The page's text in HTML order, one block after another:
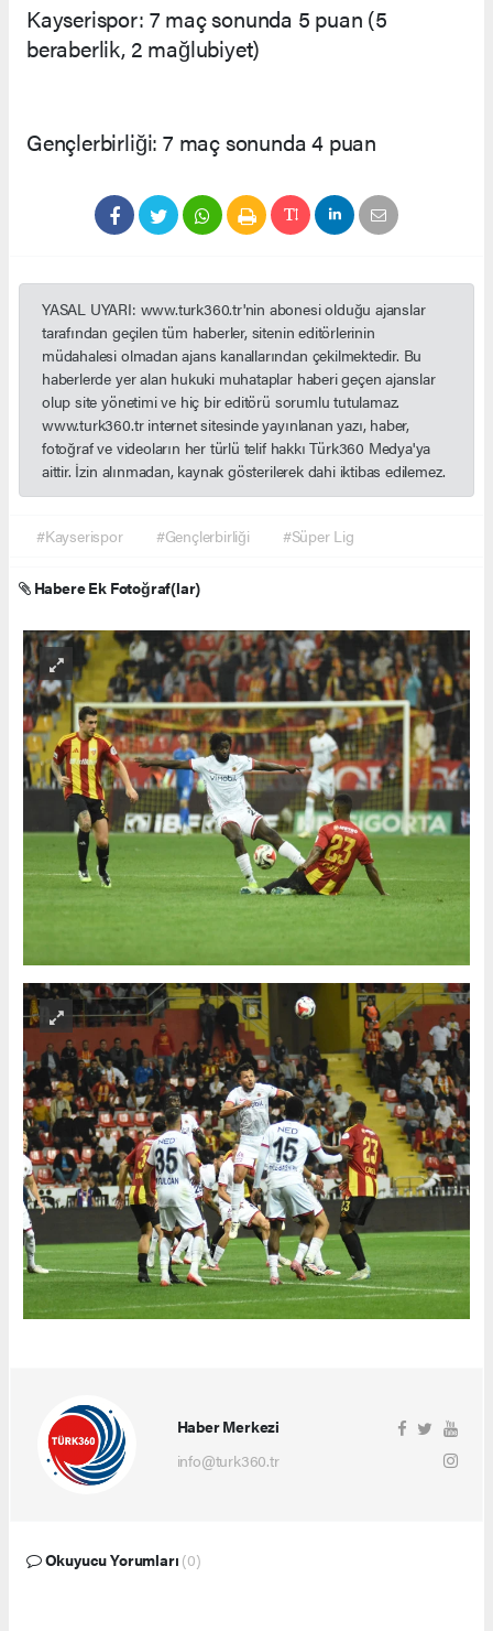
Kayserispor: 7 maç sonunda 5 puan (5
beraberlik, 2 mağlubiyet)
Gençlerbirliği: 7 maç sonunda 4 puan
YASAL UYARI: www.turk360.tr'nin abonesi olduğu ajanslar
tarafından geçilen tüm haberler, sitenin editörlerinin
müdahalesi olmadan ajans kanallarından çekilmektedir. Bu
haberlerde yer alan hukuki muhataplar haberi geçen ajanslar
olup site yönetimi ve hiç bir editörü sorumlu tutulamaz.
www.turk360.tr internet sitesinde yayınlanan yazı, haber,
fotoğraf ve videoların her türlü telif hakkı Türk360 Medya'ya
aittir. İzin alınmadan, kaynak gösterilerek dahi iktibas edilemez.
#Kayserispor #Gençlerbirliği #Süper Lig
Habere Ek Fotoğraf(lar)
Haber Merkezi
info@turk360.tr
Okuyucu Yorumları (0)